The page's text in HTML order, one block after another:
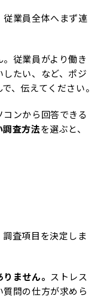
業員全体へまず連
従業員がより働き
たい、など、ポジ
、伝えてください。
ンから回答できる
査方法を選ぶと、
査項目を決定しま
ません。 ストレス
問の仕方が求めら